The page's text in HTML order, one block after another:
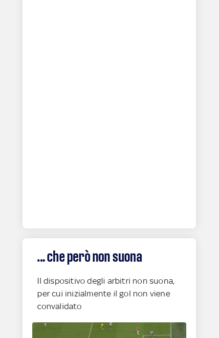
... che però non suona
Il dispositivo degli arbitri non suona,
per cui inizialmente il gol non viene
convalidato